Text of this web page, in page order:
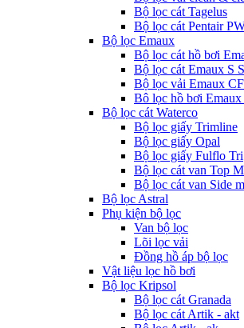
Bộ lọc cát Tagelus
Bộ lọc cát Pentair
Bộ lọc Emaux
Bộ lọc cát hồ bơi
Bộ lọc cát Emaux S
Bộ lọc vải Emaux CF
Bô lọc hồ bơi
Bộ lọc cát Waterco
Bộ lọc giấy Trimline
Bộ lọc giấy Opal
Bộ lọc giấy Fulflo Tri
Bộ lọc cát van Top
Bộ lọc cát van Side
Bộ lọc Astral
Phụ kiện bộ lọc
Van bộ lọc
Lõi lọc vải
Đồng hồ áp bộ lọc
Vật liệu lọc hồ bơi
Bộ lọc Kripsol
Bộ lọc cát Granada
Bộ lọc cát Artik - akt